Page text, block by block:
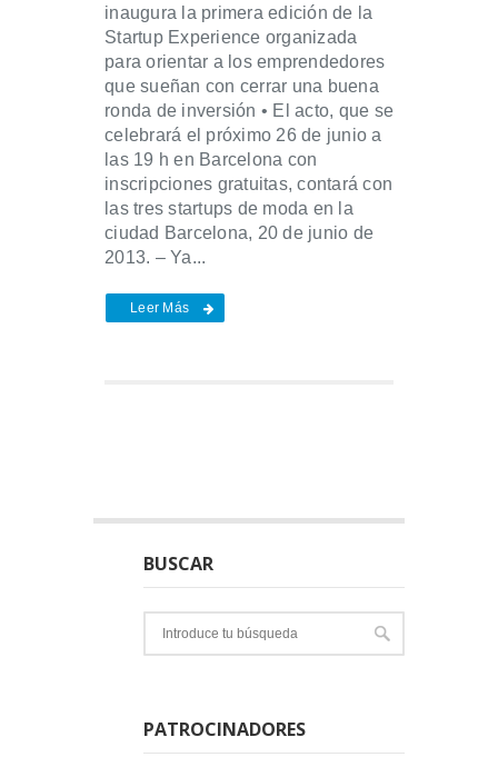
inaugura la primera edición de la
Startup Experience organizada
para orientar a los emprendedores
que sueñan con cerrar una buena
ronda de inversión • El acto, que se
celebrará el próximo 26 de junio a
las 19 h en Barcelona con
inscripciones gratuitas, contará con
las tres startups de moda en la
ciudad Barcelona, 20 de junio de
2013. – Ya...
Leer Más
BUSCAR
PATROCINADORES